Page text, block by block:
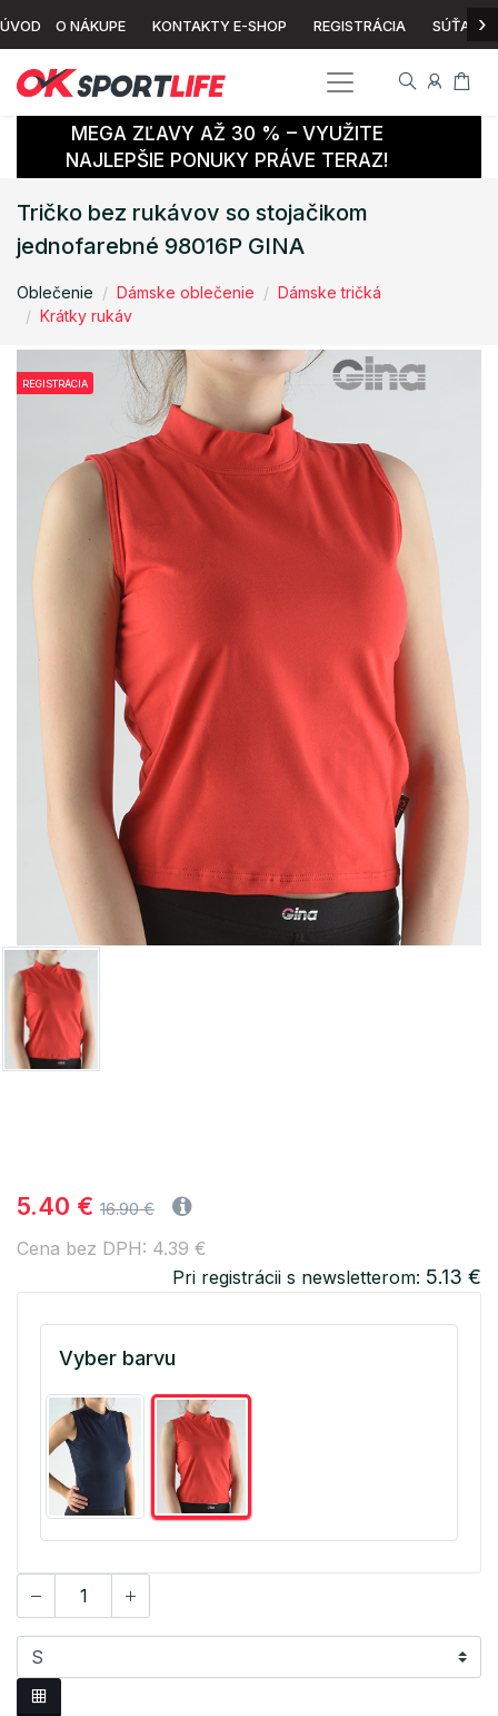
ÚVOD O NÁKUPE KONTAKTY E-SHOP REGISTRÁCIA SÚŤAŽ ›
MEGA ZĽAVY AŽ 30 % – VYUŽITE
NAJLEPŠIE PONUKY PRÁVE TERAZ!
Tričko bez rukávov so stojačikom
jednofarebné 98016P GINA
Oblečenie Dámske oblečenie
Dámske tričká
Krátky rukáv
REGISTRÁCIA
5.40 € 16.90 €
Cena bez DPH: 4.39 €
Pri registrácii s newsletterom: 5.13 €
Vyber barvu